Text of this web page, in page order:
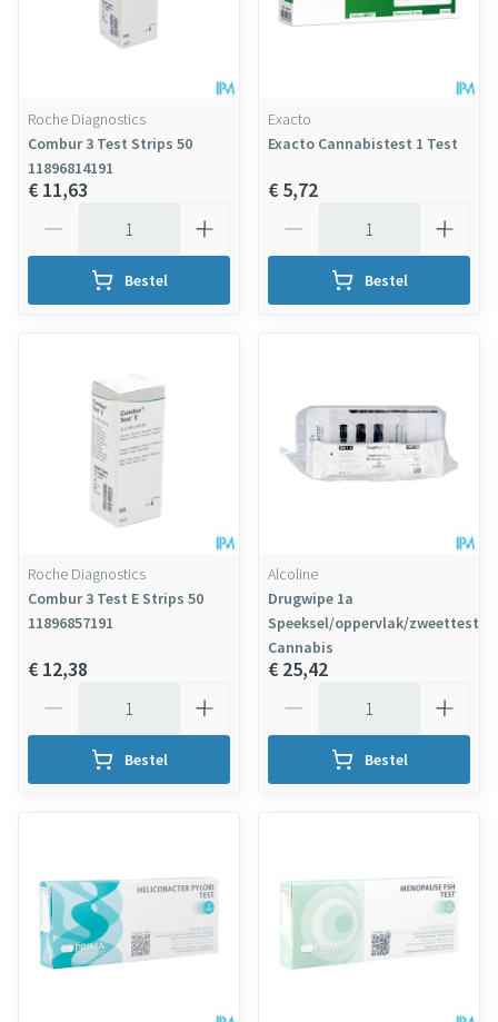
Roche Diagnostics
Combur 3 Test Strips 50
11896814191
€ 11,63
Bestel
Exacto
Exacto Cannabistest 1 Test
€ 5,72
Bestel
Roche Diagnostics
Combur 3 Test E Strips 50
11896857191
€ 12,38
Bestel
Alcoline
Drugwipe 1a
Speeksel/oppervlak/zweettest
Cannabis
€ 25,42
Bestel